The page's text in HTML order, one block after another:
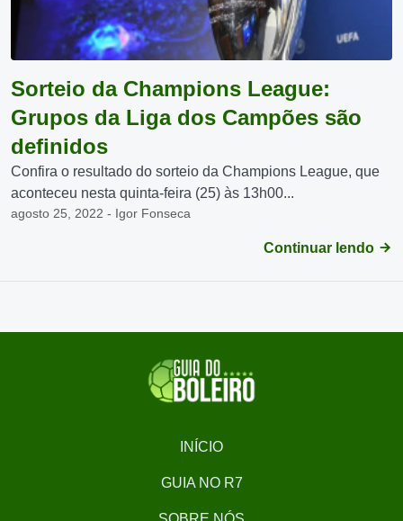
Sorteio da Champions League:
Grupos da Liga dos Campões são
definidos
Confira o resultado do sorteio da Champions League, que
aconteceu nesta quinta-feira (25) às 13h00...
agosto 25, 2022 - Igor Fonseca
Continuar lendo
INÍCIO
GUIA NO R7